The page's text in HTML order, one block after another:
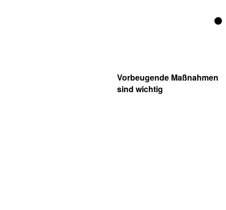
Vorbeugende Maßnahmen
sind wichtig